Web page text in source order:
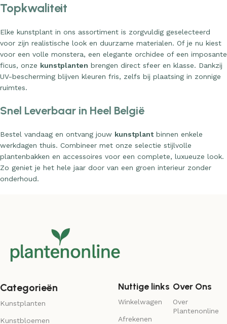
Topkwaliteit
Elke kunstplant in ons assortiment is zorgvuldig geselecteerd
voor zijn realistische look en duurzame materialen. Of je nu kiest
voor een volle monstera, een elegante orchidee of een imposante
ficus, onze kunstplanten brengen direct sfeer en klasse. Dankzij
UV-bescherming blijven kleuren fris, zelfs bij plaatsing in zonnige
ruimtes.
Snel Leverbaar in Heel België
Bestel vandaag en ontvang jouw kunstplantbinnen enkele
werkdagen thuis. Combineer met onze selectie stijlvolle
plantenbakken en accessoires voor een complete, luxueuze look.
Zo geniet je het hele jaar door van een groen interieur zonder
onderhoud.
Categorieën
Kunstplanten
Kunstbloemen
Nuttige links
Winkelwagen
Afrekenen
Over Ons
Over
Plantenonline